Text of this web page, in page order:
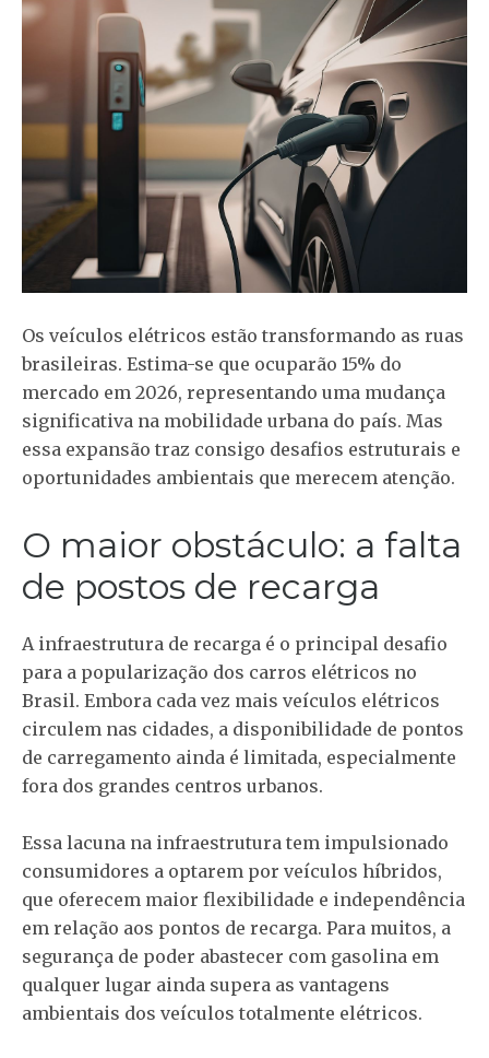
Os veículos elétricos estão transformando as ruas
brasileiras. Estima-se que ocuparão 15% do
mercado em 2026, representando uma mudança
significativa na mobilidade urbana do país. Mas
essa expansão traz consigo desafios estruturais e
oportunidades ambientais que merecem atenção.
O maior obstáculo: a falta
de postos de recarga
A infraestrutura de recarga é o principal desafio
para a popularização dos carros elétricos no
Brasil. Embora cada vez mais veículos elétricos
circulem nas cidades, a disponibilidade de pontos
de carregamento ainda é limitada, especialmente
fora dos grandes centros urbanos.
Essa lacuna na infraestrutura tem impulsionado
consumidores a optarem por veículos híbridos,
que oferecem maior flexibilidade e independência
em relação aos pontos de recarga. Para muitos, a
segurança de poder abastecer com gasolina em
qualquer lugar ainda supera as vantagens
ambientais dos veículos totalmente elétricos.